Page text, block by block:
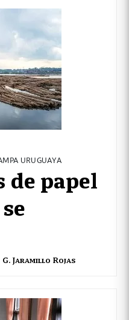
URUGUAYA
de papel
G. Jaramillo Rojas